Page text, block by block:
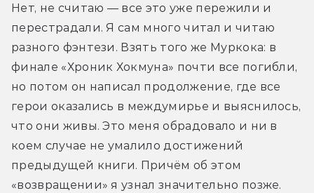
Нет, не считаю — все это уже пережили и
перестрадали. Я сам много читал и читаю
разного фэнтези. Взять того же Муркока: в
финале «Хроник Хокмуна» почти все погибли,
но потом он написал продолжение, где все
герои оказались в междумирье и выяснилось,
что они живы. Это меня обрадовало и ни в
коем случае не умалило достижений
предыдущей книги. Причём об этом
«возвращении» я узнал значительно позже.